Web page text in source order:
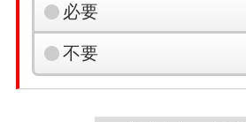
必要
不要